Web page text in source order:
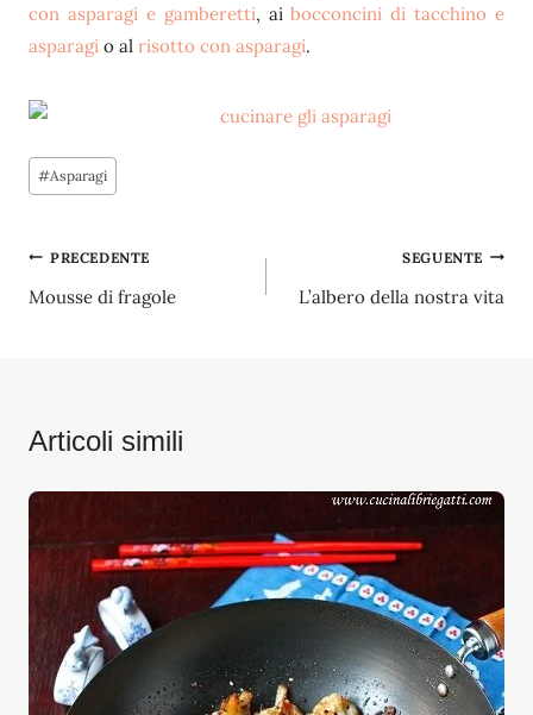
con asparagi e gamberetti, aibocconcini di tacchino e
asparagi o al risotto con asparagi.
Tag
articolo:
#Asparagi
Navigazione
articoli
PRECEDENTE
Mousse di fragole
SEGUENTE
L’albero della nostra vita
Articoli simili